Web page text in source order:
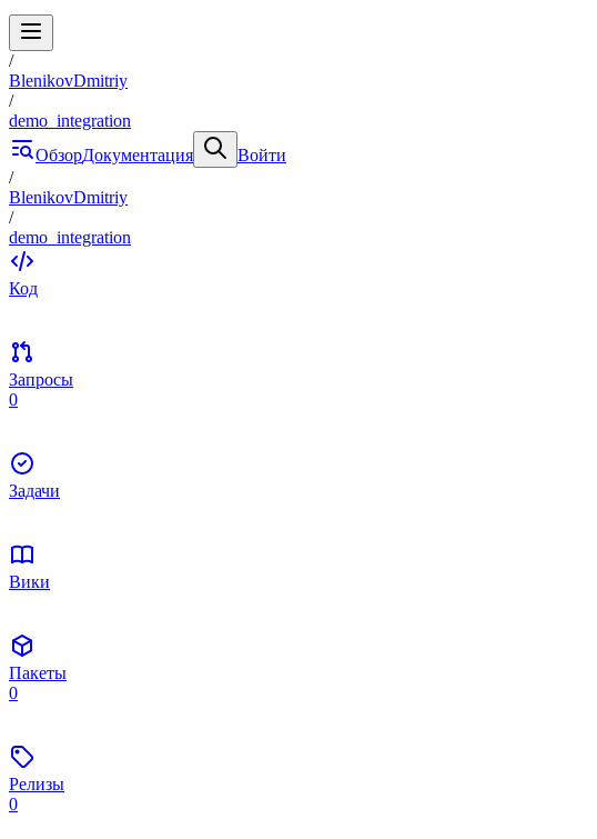
/
BlenikovDmitriy
/
demo_integration
ОбзорДокументация
Войти
/
BlenikovDmitriy
/
demo_integration
Код
Запросы
0
Задачи
Вики
Пакеты
0
Релизы
0